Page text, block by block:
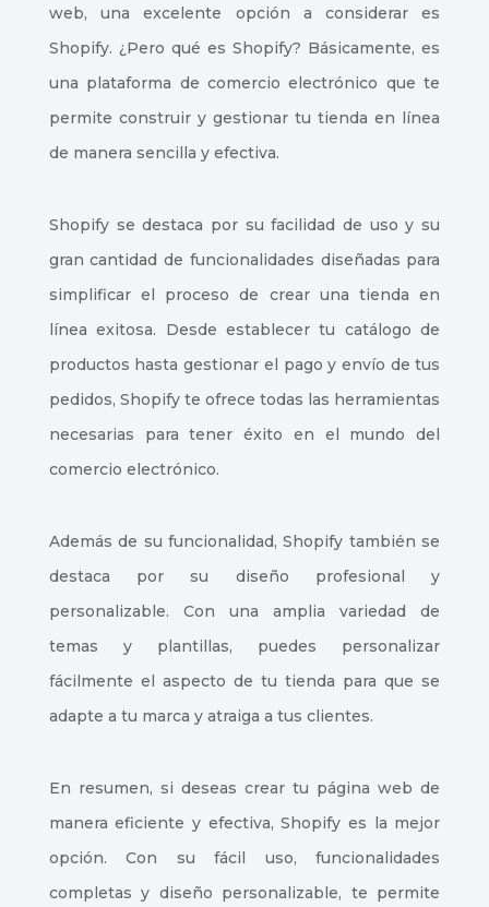
web, una excelente opción a considerar es
Shopify. ¿Pero qué es Shopify? Básicamente, es
una plataforma de comercio electrónico que te
permite construir y gestionar tu tienda en línea
de manera sencilla y efectiva.
Shopify se destaca por su facilidad de uso y su
gran cantidad de funcionalidades diseñadas para
simplificar el proceso de crear una tienda en
línea exitosa. Desde establecer tu catálogo de
productos hasta gestionar el pago y envío de tus
pedidos, Shopify te ofrece todas las herramientas
necesarias para tener éxito en el mundo del
comercio electrónico.
Además de su funcionalidad, Shopify también se
destaca por su diseño profesional y
personalizable. Con una amplia variedad de
temas y plantillas, puedes personalizar
fácilmente el aspecto de tu tienda para que se
adapte a tu marca y atraiga a tus clientes.
En resumen, si deseas crear tu página web de
manera eficiente y efectiva, Shopify es la mejor
opción. Con su fácil uso, funcionalidades
completas y diseño personalizable, te permite